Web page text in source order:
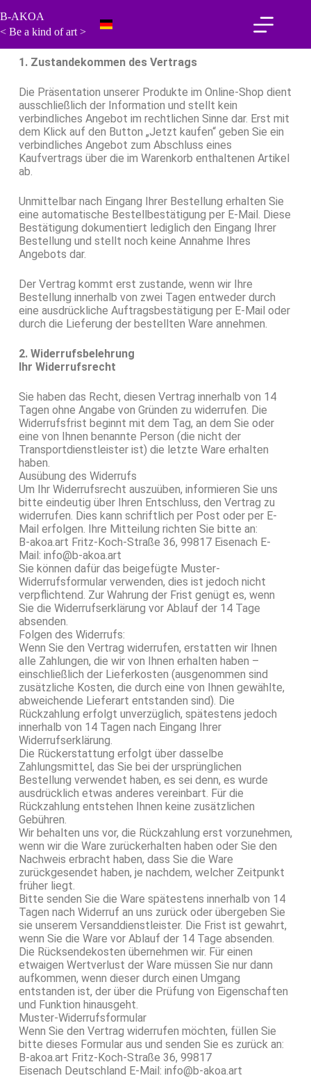
B-AKOA
< Be a kind of art >
1. Zustandekommen des Vertrags
Die Präsentation unserer Produkte im Online-Shop dient
ausschließlich der Information und stellt kein
verbindliches Angebot im rechtlichen Sinne dar. Erst mit
dem Klick auf den Button „Jetzt kaufen“ geben Sie ein
verbindliches Angebot zum Abschluss eines
Kaufvertrags über die im Warenkorb enthaltenen Artikel
ab.
Unmittelbar nach Eingang Ihrer Bestellung erhalten Sie
eine automatische Bestellbestätigung per E-Mail. Diese
Bestätigung dokumentiert lediglich den Eingang Ihrer
Bestellung und stellt noch keine Annahme Ihres
Angebots dar.
Der Vertrag kommt erst zustande, wenn wir Ihre
Bestellung innerhalb von zwei Tagen entweder durch
eine ausdrückliche Auftragsbestätigung per E-Mail oder
durch die Lieferung der bestellten Ware annehmen.
2. Widerrufsbelehrung
Ihr Widerrufsrecht
Sie haben das Recht, diesen Vertrag innerhalb von 14
Tagen ohne Angabe von Gründen zu widerrufen. Die
Widerrufsfrist beginnt mit dem Tag, an dem Sie oder
eine von Ihnen benannte Person (die nicht der
Transportdienstleister ist) die letzte Ware erhalten
haben.
Ausübung des Widerrufs
Um Ihr Widerrufsrecht auszuüben, informieren Sie uns
bitte eindeutig über Ihren Entschluss, den Vertrag zu
widerrufen. Dies kann schriftlich per Post oder per E-
Mail erfolgen. Ihre Mitteilung richten Sie bitte an:
B-akoa.art Fritz-Koch-Straße 36, 99817 Eisenach E-
Mail: info@b-akoa.art
Sie können dafür das beigefügte Muster-
Widerrufsformular verwenden, dies ist jedoch nicht
verpflichtend. Zur Wahrung der Frist genügt es, wenn
Sie die Widerrufserklärung vor Ablauf der 14 Tage
absenden.
Folgen des Widerrufs:
Wenn Sie den Vertrag widerrufen, erstatten wir Ihnen
alle Zahlungen, die wir von Ihnen erhalten haben –
einschließlich der Lieferkosten (ausgenommen sind
zusätzliche Kosten, die durch eine von Ihnen gewählte,
abweichende Lieferart entstanden sind). Die
Rückzahlung erfolgt unverzüglich, spätestens jedoch
innerhalb von 14 Tagen nach Eingang Ihrer
Widerrufserklärung.
Die Rückerstattung erfolgt über dasselbe
Zahlungsmittel, das Sie bei der ursprünglichen
Bestellung verwendet haben, es sei denn, es wurde
ausdrücklich etwas anderes vereinbart. Für die
Rückzahlung entstehen Ihnen keine zusätzlichen
Gebühren.
Wir behalten uns vor, die Rückzahlung erst vorzunehmen,
wenn wir die Ware zurückerhalten haben oder Sie den
Nachweis erbracht haben, dass Sie die Ware
zurückgesendet haben, je nachdem, welcher Zeitpunkt
früher liegt.
Bitte senden Sie die Ware spätestens innerhalb von 14
Tagen nach Widerruf an uns zurück oder übergeben Sie
sie unserem Versanddienstleister. Die Frist ist gewahrt,
wenn Sie die Ware vor Ablauf der 14 Tage absenden.
Die Rücksendekosten übernehmen wir. Für einen
etwaigen Wertverlust der Ware müssen Sie nur dann
aufkommen, wenn dieser durch einen Umgang
entstanden ist, der über die Prüfung von Eigenschaften
und Funktion hinausgeht.
Muster-Widerrufsformular
Wenn Sie den Vertrag widerrufen möchten, füllen Sie
bitte dieses Formular aus und senden Sie es zurück an:
B-akoa.art Fritz-Koch-Straße 36, 99817
Eisenach Deutschland E-Mail: info@b-akoa.art